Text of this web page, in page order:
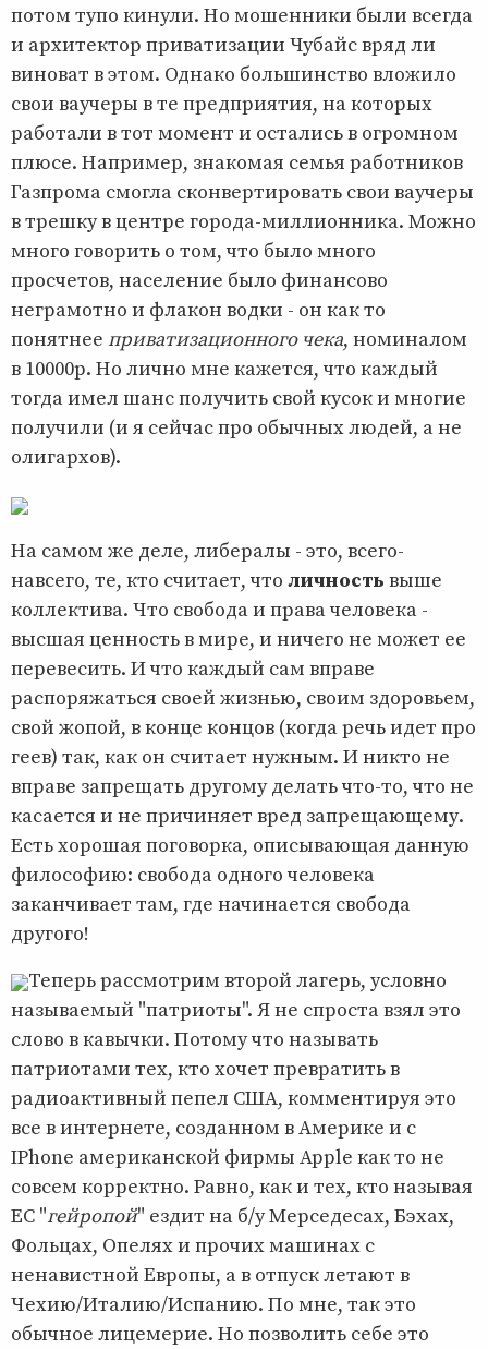
потом тупо кинули. Но мошенники были всегда
и архитектор приватизации Чубайс вряд ли
виноват в этом. Однако большинство вложило
свои ваучеры в те предприятия, на которых
работали в тот момент и остались в огромном
плюсе. Например, знакомая семья работников
Газпрома смогла сконвертировать свои ваучеры
в трешку в центре города-миллионника. Можно
много говорить о том, что было много
просчетов, население было финансово
неграмотно и флакон водки - он как то
понятнее приватизационного чека, номиналом
в 10000р. Но лично мне кажется, что каждый
тогда имел шанс получить свой кусок и многие
получили (и я сейчас про обычных людей, а не
олигархов).
На самом же деле, либералы - это, всего-
навсего, те, кто считает, что личность выше
коллектива. Что свобода и права человека -
высшая ценность в мире, и ничего не может ее
перевесить. И что каждый сам вправе
распоряжаться своей жизнью, своим здоровьем,
свой жопой, в конце концов (когда речь идет про
геев) так, как он считает нужным. И никто не
вправе запрещать другому делать что-то, что не
касается и не причиняет вред запрещающему.
Есть хорошая поговорка, описывающая данную
философию: свобода одного человека
заканчивает там, где начинается свобода
другого!
Теперь рассмотрим второй лагерь, условно
называемый "патриоты". Я не спроста взял это
слово в кавычки. Потому что называть
патриотами тех, кто хочет превратить в
радиоактивный пепел США, комментируя это
все в интернете, созданном в Америке и с
IPhone американской фирмы Apple как то не
совсем корректно. Равно, как и тех, кто называя
ЕС "гейропой" ездит на б/у Мерседесах, Бэхах,
Фольцах, Опелях и прочих машинах с
ненавистной Европы, а в отпуск летают в
Чехию/Италию/Испанию. По мне, так это
обычное лицемерие. Но позволить себе это